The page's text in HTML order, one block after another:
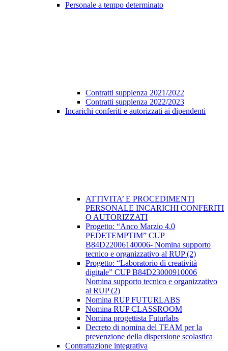
Personale a tempo determinato
Contratti supplenza 2021/2022
Contratti supplenza 2022/2023
Incarichi conferiti e autorizzati ai dipendenti
ATTIVITA’ E PROCEDIMENTI
PERSONALE INCARICHI CONFERITI
O AUTORIZZATI
Progetto: “Anco Marzio 4.0
PEDETEMPTIM” CUP
B84D22006140006- Nomina supporto
tecnico e organizzativo al RUP (2)
Progetto: “Laboratorio di creatività
digitale” CUP B84D23000910006
Nomina supporto tecnico e organizzativo
al RUP (2)
Nomina RUP FUTURLABS
Nomina RUP CLASSROOM
Nomina progettista Futurlabs
Decreto di nomina del TEAM per la
prevenzione della dispersione scolastica
Contrattazione integrativa